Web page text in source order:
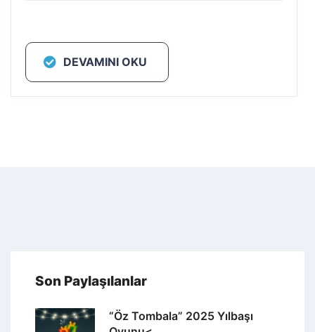
DEVAMINI OKU
Son Paylaşılanlar
“Öz Tombala” 2025 Yılbaşı